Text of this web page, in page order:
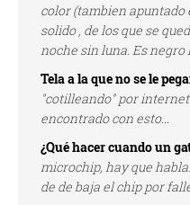
color (tambien apuntado
solido , de los que se
noche sin luna. Es negro
Tela a la que no se le
"cotilleando" por
encontrado con esto...
¿Qué hacer cuando un
microchip, hay que
de de baja el chip por